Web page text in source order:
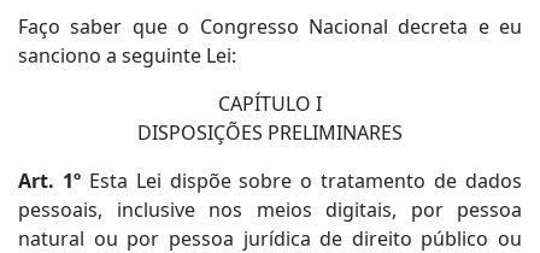
Faço saber que o Congresso Nacional decreta e eu
sanciono a seguinte Lei:
CAPÍTULO I
DISPOSIÇÕES PRELIMINARES
Art. 1ºEsta Lei dispõe sobre o tratamento de dados
pessoais, inclusive nos meios digitais, por pessoa
natural ou por pessoa jurídica de direito público ou